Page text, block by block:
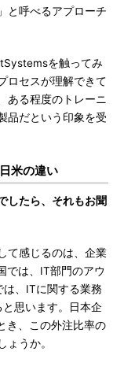
と呼べるアプローチ
を触ってみ
ロセスが理解できて
ある程度のトレーニ
品だという印象を受
米の違い
たら、それもお聞
て感じるのは、企業
では、IT部門のアウ
は、ITに関する業務
思います。日本企
き、この外注比率の
うか。